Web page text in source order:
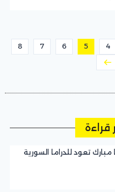
4
5
6
7
8
قراءة
تعود للدراما السورية